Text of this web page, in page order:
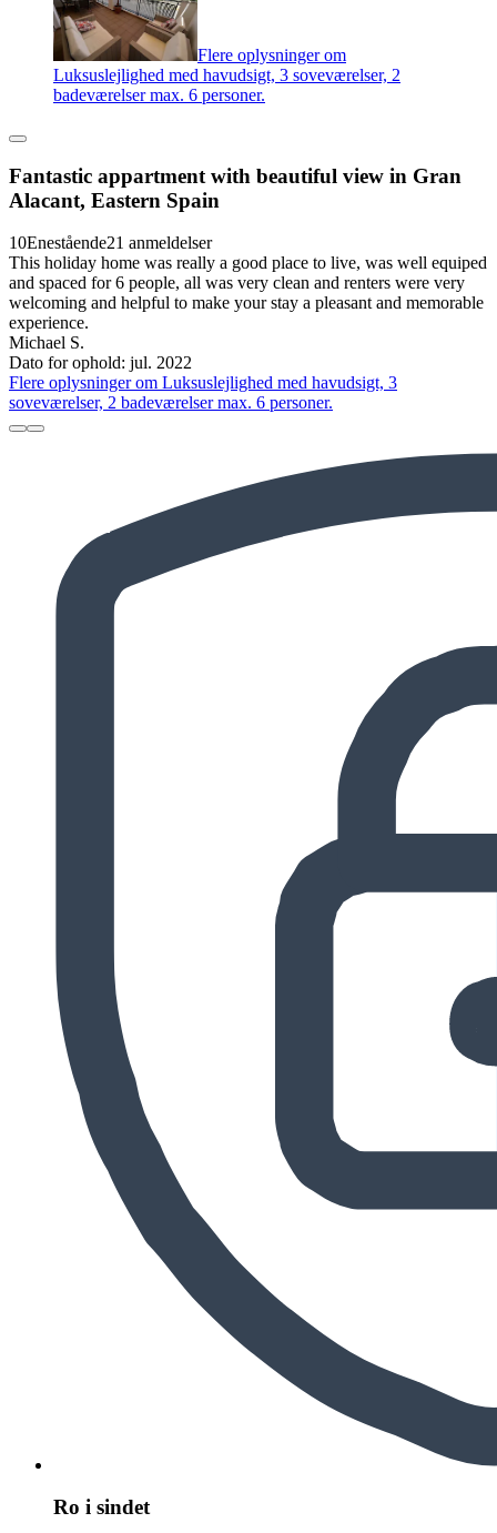
Flere oplysninger om
Luksuslejlighed med havudsigt, 3 soveværelser, 2
badeværelser max. 6 personer.
Fantastic appartment with beautiful view in Gran
Alacant, Eastern Spain
10Enestående21 anmeldelser
This holiday home was really a good place to live, was well equiped
and spaced for 6 people, all was very clean and renters were very
welcoming and helpful to make your stay a pleasant and memorable
experience.
Michael S.
Dato for ophold: jul. 2022
Flere oplysninger om Luksuslejlighed med havudsigt, 3
soveværelser, 2 badeværelser max. 6 personer.
Ro i sindet